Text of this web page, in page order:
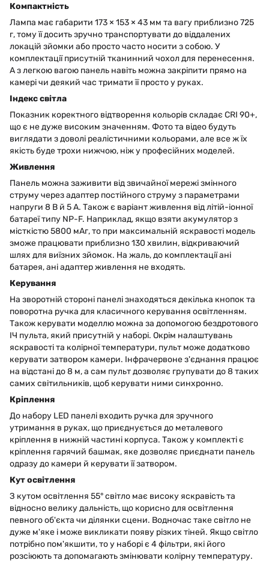
Компактність
Лампа має габарити 173 × 153 × 43 мм та вагу приблизно 725
г, тому її досить зручно транспортувати до віддалених
локацій зйомки або просто часто носити з собою. У
комплектації присутній тканинний чохол для перенесення.
А з легкою вагою панель навіть можна закріпити прямо на
камері чи деякий час тримати її просто у руках.
Індекс світла
Показник коректного відтворення кольорів складає CRI 90+,
що є не дуже високим значенням. Фото та відео будуть
виглядати з доволі реалістичними кольорами, але все ж їх
якість буде трохи нижчою, ніж у професійних моделей.
Живлення
Панель можна заживити від звичайної мережі змінного
струму через адаптер постійного струму з параметрами
напруги 8 В й 5 А. Також є варіант живлення від літій-іонної
батареї типу NP-F. Наприклад, якщо взяти акумулятор з
місткістю 5800 мАг, то при максимальній яскравості модель
зможе працювати приблизно 130 хвилин, відкриваючий
шлях для виїзних зйомок. На жаль, до комплектації ані
батарея, ані адаптер живлення не входять.
Керування
На зворотній стороні панелі знаходяться декілька кнопок та
поворотна ручка для класичного керування освітленням.
Також керувати моделлю можна за допомогою бездротового
ІЧ пульта, який присутній у наборі. Окрім налаштувань
яскравості та колірної температури, пульт може додатково
керувати затвором камери. Інфрачервоне з'єднання працює
на відстані до 8 м, а сам пульт дозволяє групувати до 8 таких
самих світильників, щоб керувати ними синхронно.
Кріплення
До набору LED панелі входить ручка для зручного
утримання в руках, що приєднується до металевого
кріплення в нижній частині корпуса. Також у комплекті є
кріплення гарячий башмак, яке дозволяє приєднати панель
одразу до камери й керувати її затвором.
Кут освітлення
З кутом освітлення 55° світло має високу яскравість та
відносно велику дальність, що корисно для освітлення
певного об'єкта чи ділянки сцени. Водночас таке світло не
дуже м'яке і може викликати появу різких тіней. Якщо світло
потрібно пом'якшити, то у наборі є 4 фільтри, які його
розсіюють та допомагають змінювати колірну температуру.